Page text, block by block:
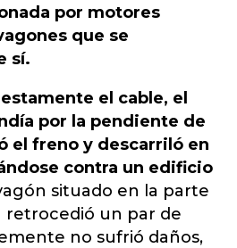
por motores
que se
sí.
el cable, el
por la pendiente de
el freno y descarriló en
contra un edificio
situado en la parte
retrocedió un par de
no sufrió daños,